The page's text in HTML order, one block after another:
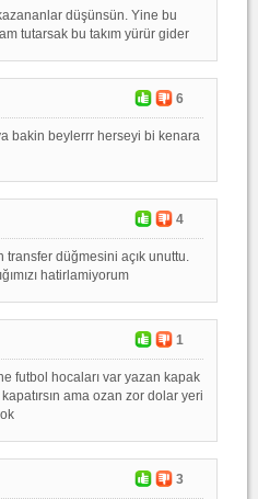
düşünsün. Yine bu
tutarsak bu takım yürür gider
6
bakin beylerrr herseyi bi kenara
4
düğmesini açık unuttu.
hatirlamiyorum
1
futbol hocaları var yazan kapak
ama ozan zor dolar yeri
3